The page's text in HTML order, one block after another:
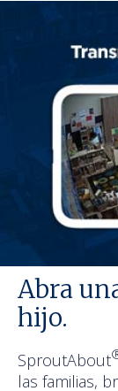
Abra
hijo.
SproutAbout
las familias,